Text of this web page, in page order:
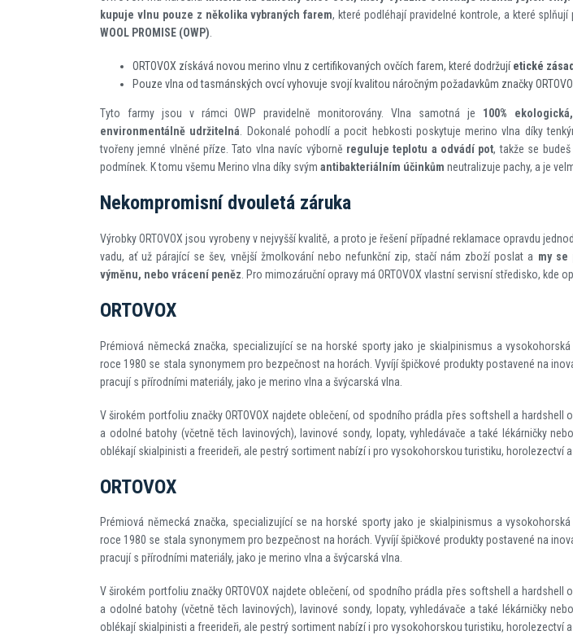
kupuje vlnu pouze z několika vybraných farem, které podléhají pravidelné kontrole, a které splňují
WOOL PROMISE (OWP)
ORTOVOX získává novou merino vlnu z certifikovaných ovčích farem, které dodržujíetické
Pouze vlna od tasmánských ovcí vyhovuje svojí kvalitou náročným požadavkům značky
Tyto farmy jsou v rámci OWP pravidelně monitorovány. Vlna samotná je 100% ekologická,
environmentálně udržitelná . Dokonalé pohodlí a pocit hebkosti poskytuje merino vlna díky
tvořeny jemné vlněné příze. Tato vlna navíc výborně reguluje teplotu a odvádí pot, takže se
podmínek. K tomu všemu Merino vlna díky svým antibakteriálním účinkům neutralizuje pachy, a je
Nekompromisní dvouletá záruka
Výrobky ORTOVOX jsou vyrobeny v nejvyšší kvalitě, a proto je řešení případné reklamace opravdu
vadu, ať už párající se šev, vnější žmolkování nebo nefunkční zip, stačí nám zboží poslat a my se
výměnu, nebo vrácení peněz . Pro mimozáruční opravy má ORTOVOX vlastní servisní středisko, kde
ORTOVOX
Prémiová německá značka, specializující se na horské sporty jako je skialpinismus a
roce 1980 se stala synonymem pro bezpečnost na horách. Vyvíjí špičkové produkty postavené na
pracují s přírodními materiály, jako je merino vlna a švýcarská vlna.
V širokém portfoliu značky ORTOVOX najdete oblečení, od spodního prádla přes softshell a hardshell
a odolné batohy (včetně těch lavinových), lavinové sondy, lopaty, vyhledávače a také lékárničky nebo
oblékají skialpinisti a freerideři, ale pestrý sortiment nabízí i pro vysokohorskou turistiku, horolezectví a
ORTOVOX
Prémiová německá značka, specializující se na horské sporty jako je skialpinismus a
roce 1980 se stala synonymem pro bezpečnost na horách. Vyvíjí špičkové produkty postavené na
pracují s přírodními materiály, jako je merino vlna a švýcarská vlna.
V širokém portfoliu značky ORTOVOX najdete oblečení, od spodního prádla přes softshell a hardshell
a odolné batohy (včetně těch lavinových), lavinové sondy, lopaty, vyhledávače a také lékárničky nebo
oblékají skialpinisti a freerideři, ale pestrý sortiment nabízí i pro vysokohorskou turistiku, horolezectví a